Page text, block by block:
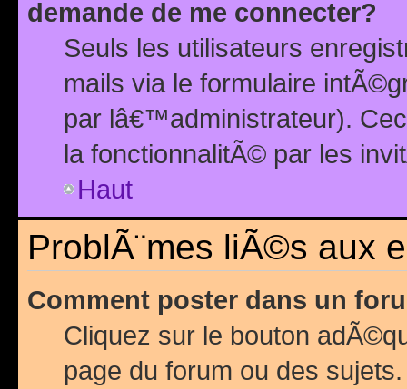
demande de me connecter?
Seuls les utilisateurs
mails via le formulaire
par lâ€™administrateur).
la fonctionnalitÃ© par les
Haut
ProblÃ¨mes liÃ©s aux
Comment poster dans un
Cliquez sur le bouton
page du forum ou des